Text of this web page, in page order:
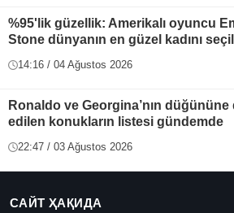
%95'lik güzellik: Amerikalı oyuncu
Stone dünyanın en güzel kadını
14:16 / 04 Ağustos 2026
Ronaldo ve Georgina’nın düğününe
edilen konukların listesi gündemde
22:47 / 03 Ağustos 2026
САЙТ ҲАҚИДА